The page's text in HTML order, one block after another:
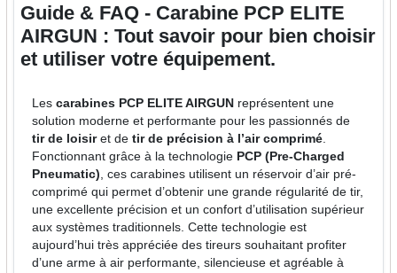
Guide & FAQ - Carabine PCP ELITE
AIRGUN : Tout savoir pour bien choisir
et utiliser votre équipement.
Lescarabines PCP ELITE AIRGUN représentent une
solution moderne et performante pour les passionnés de
tir de loisiret detir de précision à l’air comprimé.
Fonctionnant grâce à la technologie PCP (Pre-Charged
Pneumatic), ces carabines utilisent un réservoir d’air pré-
comprimé qui permet d’obtenir une grande régularité de tir,
une excellente précision et un confort d’utilisation supérieur
aux systèmes traditionnels. Cette technologie est
aujourd’hui très appréciée des tireurs souhaitant profiter
d’une arme à air performante, silencieuse et agréable à